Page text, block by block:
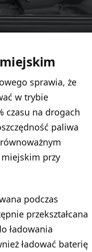
sprawia, że
w trybie
czasu na drogach
paliwa
przy
podczas
przekształcana
ładowania
ładować baterię